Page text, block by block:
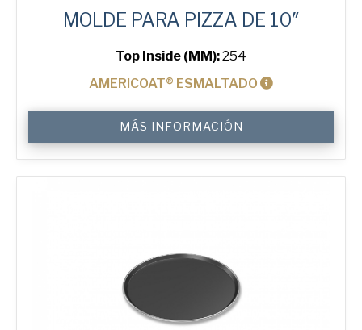
MOLDE PARA PIZZA DE 10″
Top Inside (MM):254
AMERICOAT® ESMALTADO
Pizza
Tray
cantidad
MÁS INFORMACIÓN